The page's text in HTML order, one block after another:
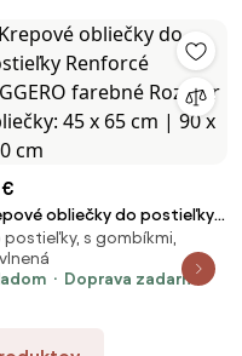
€
obliečky do postieľky
DIGGERO farebné
obliečky: 45 x 65 cm |
140 cm
postieľky, s gombíkmi,
Doprava zadarmo